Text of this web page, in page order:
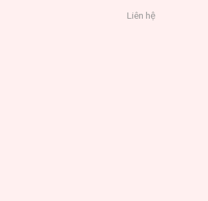
Liên hệ